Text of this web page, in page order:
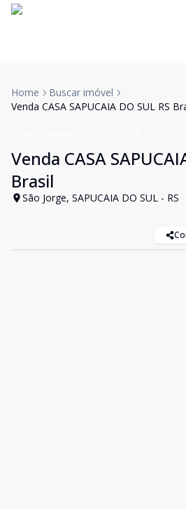
Home
Buscar imóvel
Venda CASA SAPUCAIA DO SUL RS
Venda CASA
Brasil
São Jorge, SAPUCAIA DO SUL - RS